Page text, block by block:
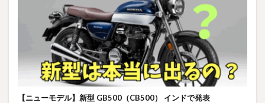
【ニューモデル】新型 GB500（CB500） インドで発表